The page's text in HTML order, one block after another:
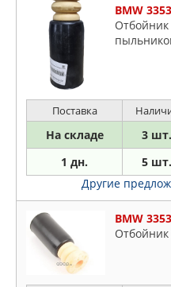
TRIALLI
VAG
VIKA
VOLVO
VTR
ZEKKERT
ZIKMAR
BMW
Отбойник
Поставка
На складе 3 шт.
1 дн. 5 шт.
Другие
BMW
Отбойник